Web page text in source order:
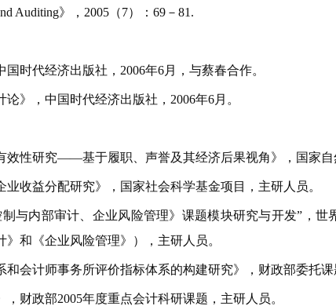
Auditing》， 2005 （7）：69 －81.
时代经济出版社， 2006年6月，与蔡春合作。
》，中国时代经济出版社， 2006年6月。
效性研究——基于履职、声誉及其经济后果视角》，国家自
业收益分配研究》，国家社会科学基金项目，主研人员。
与内部审计、企业风险管理》课题模块研究与开发”，
和《企业风险管理》），主研人员。
和会计师事务所评价指标体系的构建研究》，财政部委托课
，财政部2005年度重点会计科研课题，主研人员。